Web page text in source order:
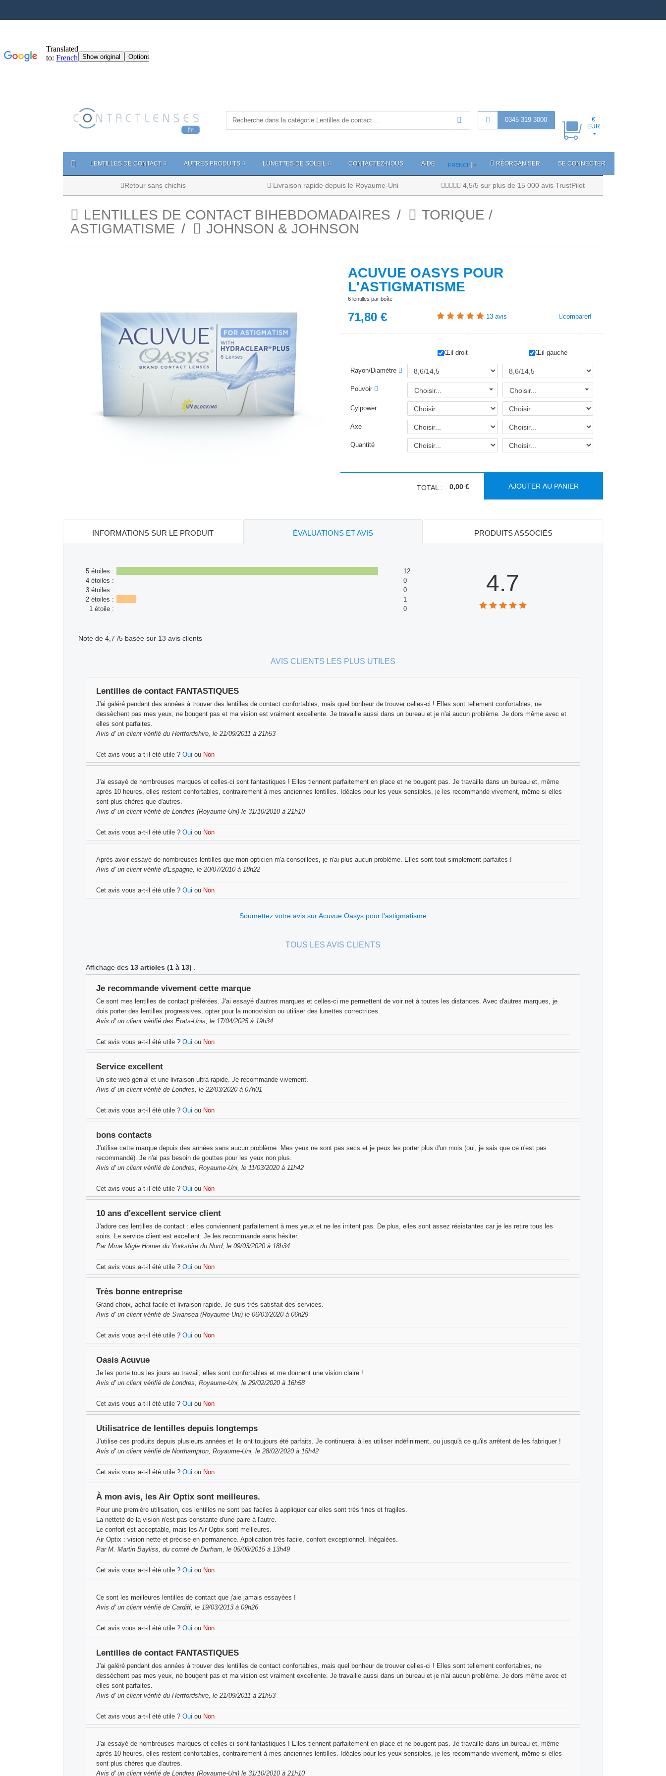
0345 319 3000
€
EUR
LENTILLES DE CONTACT AUTRES PRODUITS LUNETTES DE SOLEIL CONTACTEZ-NOUS AIDE FRENCH ▼ RÉORGANISER SE CONNECTER
Retour sans chichis Livraison rapide depuis le Royaume-Uni 4,5/5 sur plus de 15 000 avis TrustPilot
LENTILLES DE CONTACT BIHEBDOMADAIRES
TORIQUE /
ASTIGMATISME
JOHNSON & JOHNSON
ACUVUE OASYS POUR
L'ASTIGMATISME
6 lentilles par boîte
71,80 € 13 avis comparer!
Œil droit Œil gauche
Rayon/Diamètre
Pouvoir Choisir... Choisir...
Cylpower
Axe
Quantité
TOTAL : 0,00 € AJOUTER AU PANIER
INFORMATIONS SUR LE PRODUIT ÉVALUATIONS ET AVIS PRODUITS ASSOCIÉS
5 étoiles :
12
4 étoiles :
0
3 étoiles :
0
2 étoiles :
1
1 étoile :
0
4.7
Note de 4,7 /5 basée sur 13 avis clients
AVIS CLIENTS LES PLUS UTILES
Lentilles de contact FANTASTIQUES
J'ai galéré pendant des années à trouver des lentilles de contact confortables, mais quel bonheur de trouver celles-ci ! Elles sont tellement confortables, ne
dessèchent pas mes yeux, ne bougent pas et ma vision est vraiment excellente. Je travaille aussi dans un bureau et je n'ai aucun problème. Je dors même avec et
elles sont parfaites.
Avis d' un client vérifié du Hertfordshire, le 21/09/2011 à 21h53
Cet avis vous a-t-il été utile ? Oui ou Non
J'ai essayé de nombreuses marques et celles-ci sont fantastiques ! Elles tiennent parfaitement en place et ne bougent pas. Je travaille dans un bureau et, même
après 10 heures, elles restent confortables, contrairement à mes anciennes lentilles. Idéales pour les yeux sensibles, je les recommande vivement, même si elles
sont plus chères que d'autres.
Avis d' un client vérifié de Londres (Royaume-Uni) le 31/10/2010 à 21h10
Cet avis vous a-t-il été utile ? Oui ou Non
Après avoir essayé de nombreuses lentilles que mon opticien m'a conseillées, je n'ai plus aucun problème. Elles sont tout simplement parfaites !
Avis d' un client vérifié d'Espagne, le 20/07/2010 à 18h22
Cet avis vous a-t-il été utile ? Oui ou Non
Soumettez votre avis sur Acuvue Oasys pour l'astigmatisme
TOUS LES AVIS CLIENTS
Affichage des 13 articles (1 à 13)
Je recommande vivement cette marque
Ce sont mes lentilles de contact préférées. J'ai essayé d'autres marques et celles-ci me permettent de voir net à toutes les distances. Avec d'autres marques, je
dois porter des lentilles progressives, opter pour la monovision ou utiliser des lunettes correctrices.
Avis d' un client vérifié des États-Unis, le 17/04/2025 à 19h34
Cet avis vous a-t-il été utile ? Oui ou Non
Service excellent
Un site web génial et une livraison ultra rapide. Je recommande vivement.
Avis d' un client vérifié de Londres, le 22/03/2020 à 07h01
Cet avis vous a-t-il été utile ? Oui ou Non
bons contacts
J'utilise cette marque depuis des années sans aucun problème. Mes yeux ne sont pas secs et je peux les porter plus d'un mois (oui, je sais que ce n'est pas
recommandé). Je n'ai pas besoin de gouttes pour les yeux non plus.
Avis d' un client vérifié de Londres, Royaume-Uni, le 11/03/2020 à 11h42
Cet avis vous a-t-il été utile ? Oui ou Non
10 ans d'excellent service client
J'adore ces lentilles de contact : elles conviennent parfaitement à mes yeux et ne les irritent pas. De plus, elles sont assez résistantes car je les retire tous les
soirs. Le service client est excellent. Je les recommande sans hésiter.
Par Mme Migle Hornerdu Yorkshire du Nord, le 09/03/2020 à 18h34
Cet avis vous a-t-il été utile ? Oui ou Non
Très bonne entreprise
Grand choix, achat facile et livraison rapide. Je suis très satisfait des services.
Avis d' un client vérifié de Swansea (Royaume-Uni) le 06/03/2020 à 06h29
Cet avis vous a-t-il été utile ? Oui ou Non
Oasis Acuvue
Je les porte tous les jours au travail, elles sont confortables et me donnent une vision claire !
Avis d' un client vérifié de Londres, Royaume-Uni, le 29/02/2020 à 16h58
Cet avis vous a-t-il été utile ? Oui ou Non
Utilisatrice de lentilles depuis longtemps
J'utilise ces produits depuis plusieurs années et ils ont toujours été parfaits. Je continuerai à les utiliser indéfiniment, ou jusqu'à ce qu'ils arrêtent de les fabriquer !
Avis d' un client vérifié de Northampton, Royaume-Uni, le 28/02/2020 à 15h42
Cet avis vous a-t-il été utile ? Oui ou Non
À mon avis, les Air Optix sont meilleures.
Pour une première utilisation, ces lentilles ne sont pas faciles à appliquer car elles sont très fines et fragiles.
La netteté de la vision n'est pas constante d'une paire à l'autre.
Le confort est acceptable, mais les Air Optix sont meilleures.
Air Optix : vision nette et précise en permanence. Application très facile, confort exceptionnel. Inégalées.
Par M. Martin Bayliss, du comté de Durham, le 05/08/2015 à 13h49
Cet avis vous a-t-il été utile ? Oui ou Non
Ce sont les meilleures lentilles de contact que j'aie jamais essayées !
Avis d' un client vérifié de Cardiff, le 19/03/2013 à 09h26
Cet avis vous a-t-il été utile ? Oui ou Non
Lentilles de contact FANTASTIQUES
J'ai galéré pendant des années à trouver des lentilles de contact confortables, mais quel bonheur de trouver celles-ci ! Elles sont tellement confortables, ne
dessèchent pas mes yeux, ne bougent pas et ma vision est vraiment excellente. Je travaille aussi dans un bureau et je n'ai aucun problème. Je dors même avec et
elles sont parfaites.
Avis d' un client vérifié du Hertfordshire, le 21/09/2011 à 21h53
Cet avis vous a-t-il été utile ? Oui ou Non
J'ai essayé de nombreuses marques et celles-ci sont fantastiques ! Elles tiennent parfaitement en place et ne bougent pas. Je travaille dans un bureau et, même
après 10 heures, elles restent confortables, contrairement à mes anciennes lentilles. Idéales pour les yeux sensibles, je les recommande vivement, même si elles
sont plus chères que d'autres.
Avis d' un client vérifié de Londres (Royaume-Uni) le 31/10/2010 à 21h10